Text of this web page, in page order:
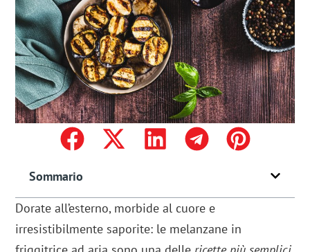
Sommario
Dorate all’esterno, morbide al cuore e
irresistibilmente saporite: le melanzane in